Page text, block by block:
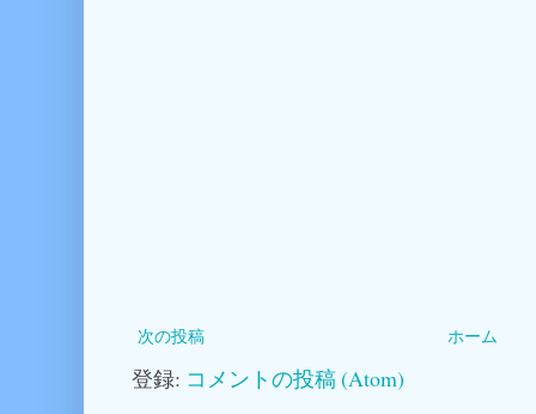
次の投稿 ホーム
登録: コメントの投稿 (Atom)